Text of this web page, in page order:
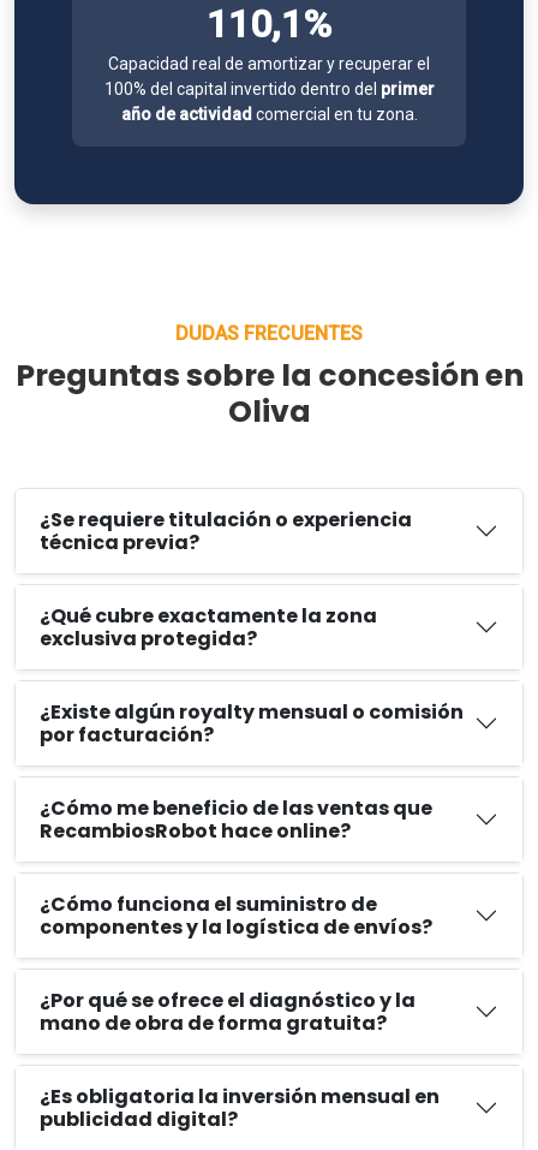
110,1%
Capacidad real de amortizar y recuperar el
100% del capital invertido dentro del primer
año de actividad comercial en tu zona.
DUDAS FRECUENTES
Preguntas sobre la concesión en
Oliva
¿Se requiere titulación o experiencia
técnica previa?
¿Qué cubre exactamente la zona
exclusiva protegida?
¿Existe algún royalty mensual o comisión
por facturación?
¿Cómo me beneficio de las ventas que
RecambiosRobot hace online?
¿Cómo funciona el suministro de
componentes y la logística de envíos?
¿Por qué se ofrece el diagnóstico y la
mano de obra de forma gratuita?
¿Es obligatoria la inversión mensual en
publicidad digital?